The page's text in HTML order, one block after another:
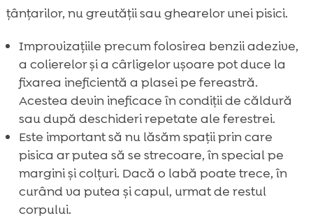
țânțarilor, nu greutății sau ghearelor unei pisici.
Improvizațiile precum folosirea benzii adezive,
a colierelor și a cârligelor ușoare pot duce la
fixarea ineficientă a plasei pe fereastră.
Acestea devin ineficace în condiții de căldură
sau după deschideri repetate ale ferestrei.
Este important să nu lăsăm spații prin care
pisica ar putea să se strecoare, în special pe
margini și colțuri. Dacă o labă poate trece, în
curând va putea și capul, urmat de restul
corpului.